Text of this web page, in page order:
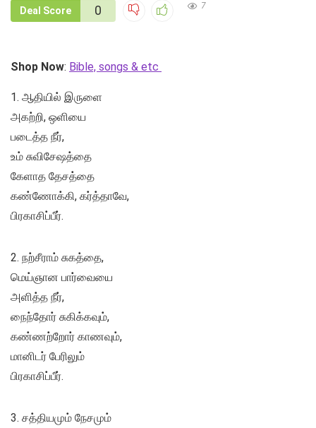
Deal Score 0 7
Shop Now: Bible, songs & etc
1. ஆதியில் இருளை
அகற்றி, ஒளியை
படைத்த நீர்,
உம் சுவிசேஷத்தை
கேளாத தேசத்தை
கண்ணோக்கி, கர்த்தாவே,
பிரகாசிப்பீர்.
2. நற்சீராம் சுகத்தை,
மெய்ஞான பார்வையை
அளித்த நீர்,
நைந்தோர் சுகிக்கவும்,
கண்ணற்றோர் காணவும்,
மானிடர் பேரிலும்
பிரகாசிப்பீர்.
3. சத்தியமும் நேசமும்